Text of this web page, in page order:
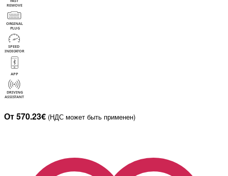
От 570.23€ (НДС может быть применен)